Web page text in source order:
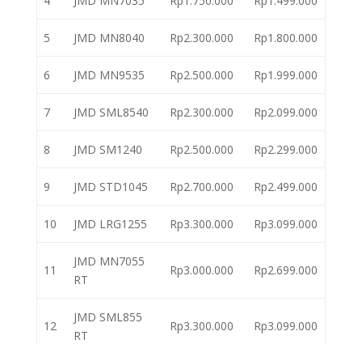
5 JMD MN8040 Rp2.300.000 Rp1.800.000
6 JMD MN9535 Rp2.500.000 Rp1.999.000
7 JMD SML8540 Rp2.300.000 Rp2.099.000
8 JMD SM1240 Rp2.500.000 Rp2.299.000
9 JMD STD1045 Rp2.700.000 Rp2.499.000
10 JMD LRG1255 Rp3.300.000 Rp3.099.000
11
JMD MN7055
RT
Rp3.000.000 Rp2.699.000
12
JMD SML855
RT
Rp3.300.000 Rp3.099.000